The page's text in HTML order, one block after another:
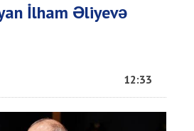
İlham Əliyevə
12:33